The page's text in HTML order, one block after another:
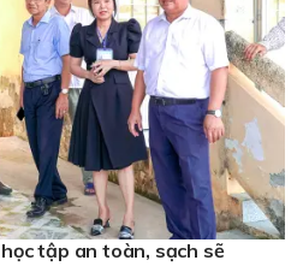
tập an toàn, sạch sẽ